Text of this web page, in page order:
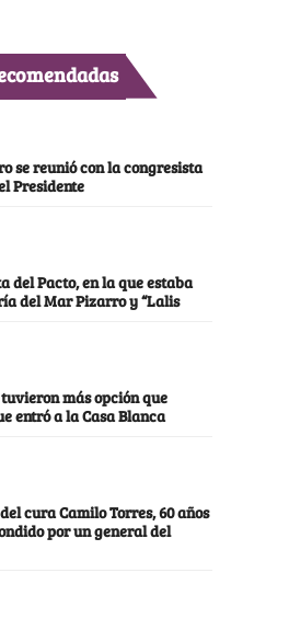
se reunió con la congresista
Presidente
del Pacto, en la que estaba
del Mar Pizarro y “Lalis
más opción que
entró a la Casa Blanca
cura Camilo Torres, 60 años
por un general del